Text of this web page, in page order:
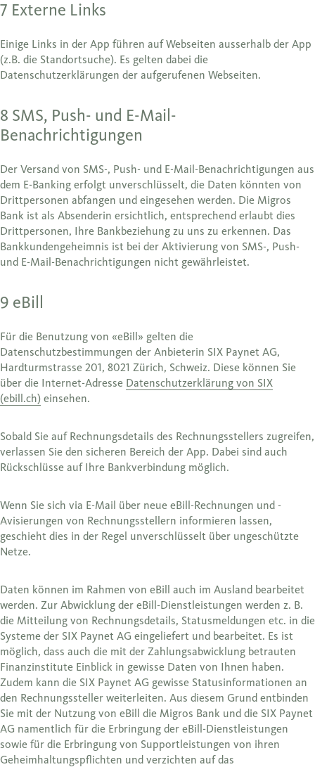
7 Externe Links
Einige Links in der App führen auf Webseiten ausserhalb der App
(z.B. die Standortsuche). Es gelten dabei die
Datenschutzerklärungen der aufgerufenen Webseiten.
8 SMS, Push- und E-Mail-
Benachrichtigungen
Der Versand von SMS-, Push- und E-Mail-Benachrichtigungen aus
dem E-Banking erfolgt unverschlüsselt, die Daten könnten von
Drittpersonen abfangen und eingesehen werden. Die Migros
Bank ist als Absenderin ersichtlich, entsprechend erlaubt dies
Drittpersonen, Ihre Bankbeziehung zu uns zu erkennen. Das
Bankkundengeheimnis ist bei der Aktivierung von SMS-, Push-
und E-Mail-Benachrichtigungen nicht gewährleistet.
9 eBill
Für die Benutzung von «eBill» gelten die
Datenschutzbestimmungen der Anbieterin SIX Paynet AG,
Hardturmstrasse 201, 8021 Zürich, Schweiz. Diese können Sie
über die Internet-Adresse Datenschutzerklärung von SIX
(ebill.ch) einsehen.
Sobald Sie auf Rechnungsdetails des Rechnungsstellers zugreifen,
verlassen Sie den sicheren Bereich der App. Dabei sind auch
Rückschlüsse auf Ihre Bankverbindung möglich.
Wenn Sie sich via E-Mail über neue eBill-Rechnungen und -
Avisierungen von Rechnungsstellern informieren lassen,
geschieht dies in der Regel unverschlüsselt über ungeschützte
Netze.
Daten können im Rahmen von eBill auch im Ausland bearbeitet
werden. Zur Abwicklung der eBill-Dienstleistungen werden z. B.
die Mitteilung von Rechnungsdetails, Statusmeldungen etc. in die
Systeme der SIX Paynet AG eingeliefert und bearbeitet. Es ist
möglich, dass auch die mit der Zahlungsabwicklung betrauten
Finanzinstitute Einblick in gewisse Daten von Ihnen haben.
Zudem kann die SIX Paynet AG gewisse Statusinformationen an
den Rechnungssteller weiterleiten. Aus diesem Grund entbinden
Sie mit der Nutzung von eBill die Migros Bank und die SIX Paynet
AG namentlich für die Erbringung der eBill-Dienstleistungen
sowie für die Erbringung von Supportleistungen von ihren
Geheimhaltungspflichten und verzichten auf das